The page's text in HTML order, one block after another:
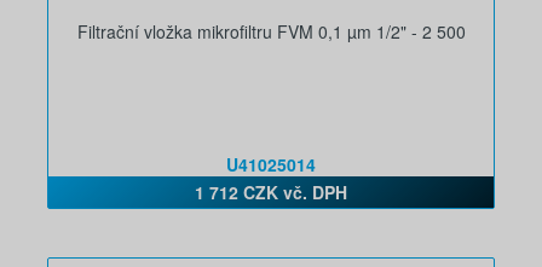
Filtrační vložka mikrofiltru FVM 0,1 µm 1/2" - 2 500
U41025014
1 712 CZK vč. DPH